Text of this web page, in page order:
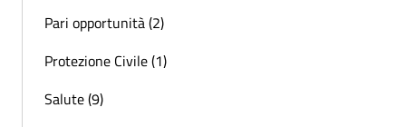
Pari opportunità (2)
Protezione Civile (1)
Salute (9)